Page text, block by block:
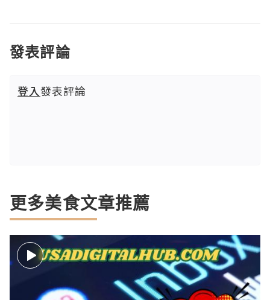
發表評論
登入發表評論
更多美食文章推薦